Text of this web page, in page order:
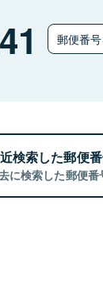
郵便番
検索した郵便
に検索した郵便番